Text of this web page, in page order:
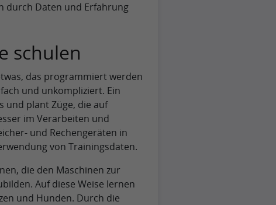
durch Daten und Erfahrung
schulen
das programmiert werden
und unkompliziert. Ein
und plant Züge, die auf
im Verarbeiten und
und Rechengeräten in
von Trainingsdaten.
die den Maschinen zur
Auf diese Weise lernen
und Hunden. Durch die